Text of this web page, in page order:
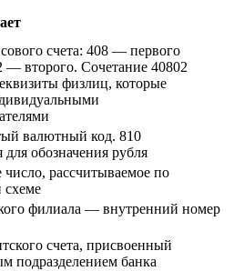
комбинация, не
состоит из сведений,
депозита. Рассмотрим как
счета: 408 — первого
— второго. Сочетание 40802
физлиц, которые
валютный код. 810
для обозначения рубля